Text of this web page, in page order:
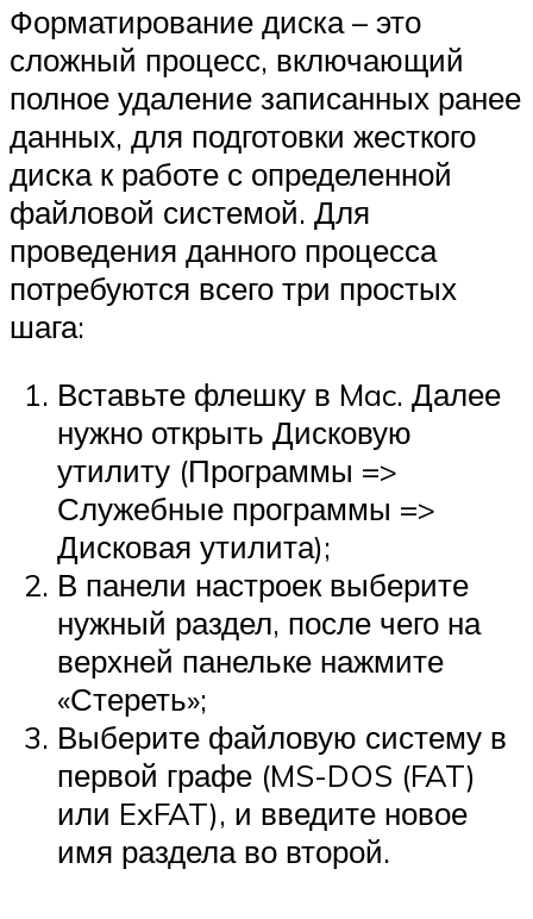
Форматирование диска – это
сложный процесс, включающий
полное удаление записанных ранее
данных, для подготовки жесткого
диска к работе с определенной
файловой системой. Для
проведения данного процесса
потребуются всего три простых
шага:
Вставьте флешку в Mac. Далее
нужно открыть Дисковую
утилиту (Программы =>
Служебные программы =>
Дисковая утилита);
В панели настроек выберите
нужный раздел, после чего на
верхней панельке нажмите
«Стереть»;
Выберите файловую систему в
первой графе (MS-DOS (FAT)
или ExFAT), и введите новое
имя раздела во второй.